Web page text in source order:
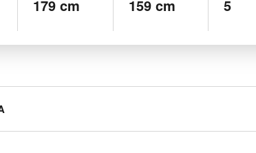
179 cm 159 cm 5